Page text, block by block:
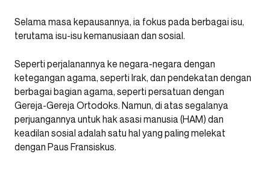
Selama masa kepausannya, ia fokus pada berbagai isu,
terutama isu-isu kemanusiaan dan sosial.
Seperti perjalanannya ke negara-negara dengan
ketegangan agama, seperti Irak, dan pendekatan dengan
berbagai bagian agama, seperti persatuan dengan
Gereja-Gereja Ortodoks. Namun, di atas segalanya
perjuangannya untuk hak asasi manusia (HAM) dan
keadilan sosial adalah satu hal yang paling melekat
dengan Paus Fransiskus.